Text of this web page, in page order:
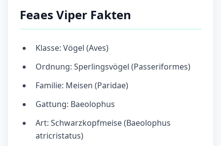
Feaes Viper Fakten
Klasse: Vögel (Aves)
Ordnung: Sperlingsvögel (Passeriformes)
Familie: Meisen (Paridae)
Gattung: Baeolophus
Art: Schwarzkopfmeise (Baeolophus
atricristatus)